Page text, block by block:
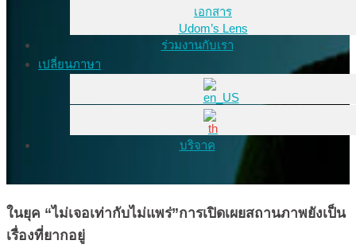
เอกสาร
Udom’s Lens
ร่วมงานกับเรา
เปลี่ยนภาษา
บริจาค
ในยุค “ไม่เจอเท่ากับไม่แพร่”การเปิดเผยสถานภาพยังเป็น
เรื่องที่ยากอยู่